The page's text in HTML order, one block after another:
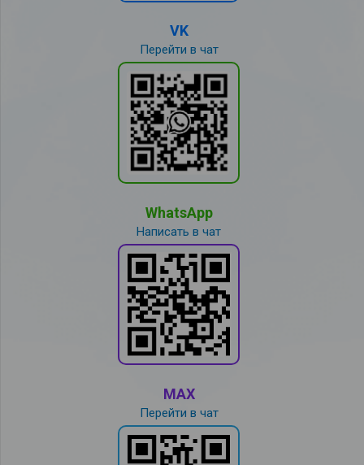
VK
Перейти в чат
WhatsApp
Написать в чат
MAX
Перейти в чат